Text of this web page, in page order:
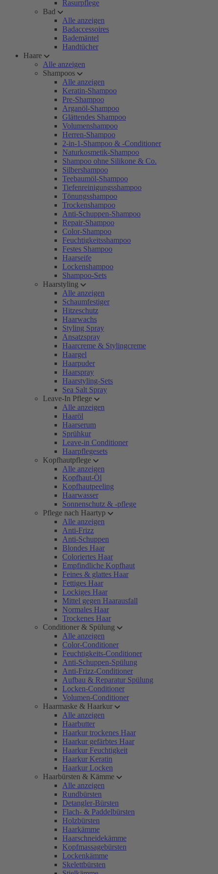
Rasurpflege
Bad
Alle anzeigen
Badaccessoires
Bademäntel
Handtücher
Haare
Alle anzeigen
Shampoos
Alle anzeigen
Keratin-Shampoo
Pre-Shampoo
Arganöl-Shampoo
Glättendes Shampoo
Volumenshampoo
Herren-Shampoo
2-in-1-Shampoo & -Conditioner
Naturkosmetik-Shampoo
Shampoo ohne Silikone & Co.
Silbershampoo
Teebaumöl-Shampoo
Tiefenreinigungsshampoo
Tönungsshampoo
Trockenshampoo
Anti-Schuppen-Shampoo
Repair-Shampoo
Color-Shampoo
Feuchtigkeitsshampoo
Festes Shampoo
Haarseife
Lockenshampoo
Shampoo-Sets
Haarstyling
Alle anzeigen
Schaumfestiger
Hitzeschutz
Haarwachs
Styling Spray
Ansatzspray
Haarcreme & Stylingcreme
Haargel
Haarpuder
Haarspray
Haarstyling-Sets
Sea Salt Spray
Leave-In Pflege
Alle anzeigen
Haaröl
Haarserum
Sprühkur
Leave-in Conditioner
Haarpflegesets
Kopfhautpflege
Alle anzeigen
Kopfhaut-Öl
Kopfhautpeeling
Haarwasser
Sonnenschutz & -pflege
Pflege nach Haartyp
Alle anzeigen
Anti-Frizz
Anti-Schuppen
Blondes Haar
Coloriertes Haar
Empfindliche Kopfhaut
Feines & glattes Haar
Fettiges Haar
Lockiges Haar
Mittel gegen Haarausfall
Normales Haar
Trockenes Haar
Conditioner & Spülung
Alle anzeigen
Color-Conditioner
Feuchtigkeits-Conditioner
Anti-Schuppen-Spülung
Anti-Frizz-Conditioner
Aufbau & Reparatur Spülung
Locken-Conditioner
Volumen-Conditioner
Haarmaske & Haarkur
Alle anzeigen
Haarbutter
Haarkur trockenes Haar
Haarkur gefärbtes Haar
Haarkur Feuchtigkeit
Haarkur Keratin
Haarkur Locken
Haarbürsten & Kämme
Alle anzeigen
Rundbürsten
Detangler-Bürsten
Flach- & Paddelbürsten
Holzbürsten
Haarkämme
Haarschneidekämme
Kopfmassagebürsten
Lockenkämme
Skelettbürsten